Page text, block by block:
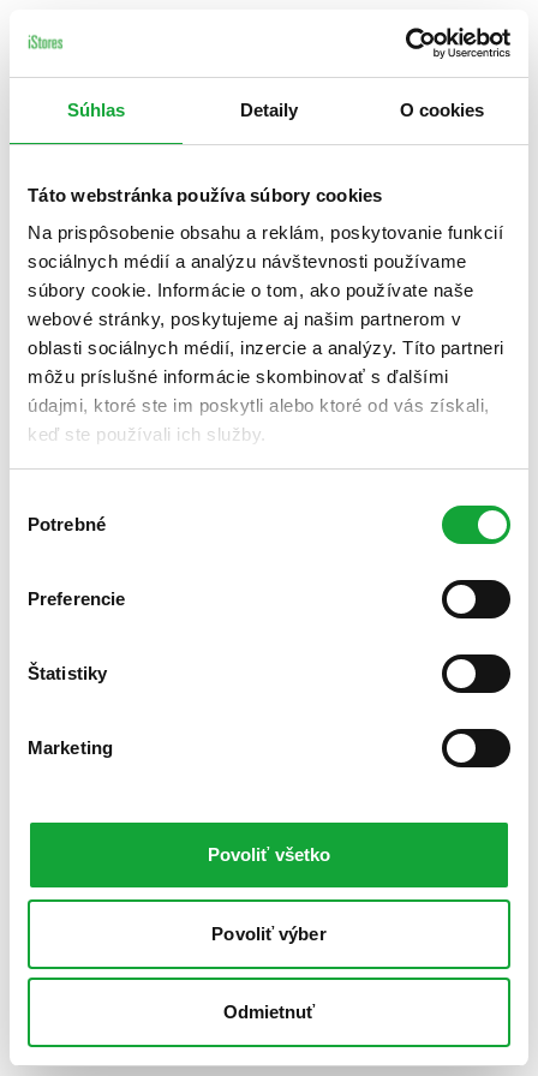
Súhlas Detaily O cookies
Táto webstránka používa súbory cookies
Na prispôsobenie obsahu a reklám, poskytovanie funkcií
sociálnych médií a analýzu návštevnosti používame
súbory cookie. Informácie o tom, ako používate naše
webové stránky, poskytujeme aj našim partnerom v
oblasti sociálnych médií, inzercie a analýzy. Títo partneri
môžu príslušné informácie skombinovať s ďalšími
údajmi, ktoré ste im poskytli alebo ktoré od vás získali,
keď ste používali ich služby.
súhlasu
Potrebné
Preferencie
Štatistiky
Marketing
Povoliť všetko
Povoliť výber
Odmietnuť